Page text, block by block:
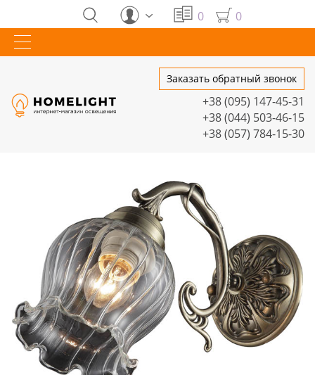
0 0
Заказать обратный звонок
+38 (095) 147-45-31
+38 (044) 503-46-15
+38 (057) 784-15-30